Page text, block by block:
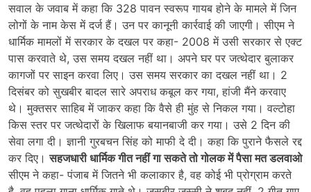
सवाल के जवाब में कहा कि 328 पावन स्वरूप गायब होने के मामले में जिन
लोगों के नाम केस में दर्ज हैं। उन पर कानूनी कार्रवाई की जाएगी। सीएम ने
धार्मिक मामलों में सरकार के दखल पर कहा- 2008 में उसी सरकार से एक्ट
पास करवाते थे, उस समय दखल नहीं था। अपने घर पर जत्थेदार बुलाकर
कागजों पर साइन करवा लिए। उस समय सरकार का दखल नहीं था। 2
दिसंबर को सुखबीर बादल सारे अपराध कबूल कर गया, हांजी मैंने करवाए
थे। मुक्तसर साहिब में जाकर कहा कि वैसे ही मुंह से निकल गया। वल्टोहा
किस स्तर पर जत्थेदारों के खिलाफ बयानबाजी कर गया। उसे 2 दिन की
सेवा लगा दी। ज्ञानी गुरबचन सिंह को माफी दे दी। कहा कि पुराने फैसले रद्द
कर दिए।सहजधारी धार्मिक गीत नहीं गा सकते तो गोलक में पैसा मत डलवाओ
सीएम ने कहा- पंजाब में जितने भी कलाकार है, वह कोई भी प्रोग्राम करते